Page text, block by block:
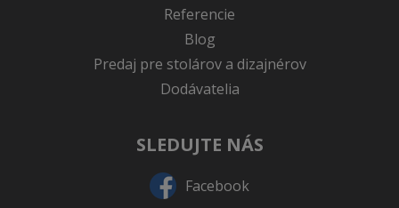
Referencie
Blog
Predaj pre stolárov a dizajnérov
Dodávatelia
SLEDUJTE NÁS
Facebook